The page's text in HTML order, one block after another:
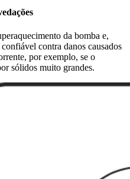
da bomba e,
contra danos causados
por exemplo, se o
sólidos muito grandes.